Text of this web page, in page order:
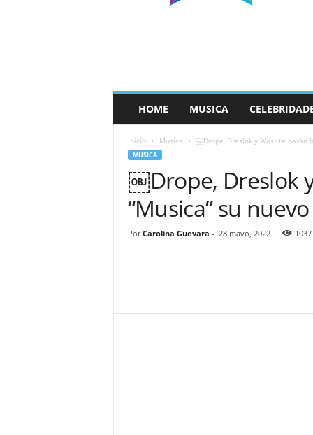
a
HOME MUSICA
Inicio Musica ￼Drope, Dreslok y Wost te harán
MUSICA
￼Drope, Dreslok
“Musica” su
Por Carolina Guevara - 28 mayo, 2022 1037